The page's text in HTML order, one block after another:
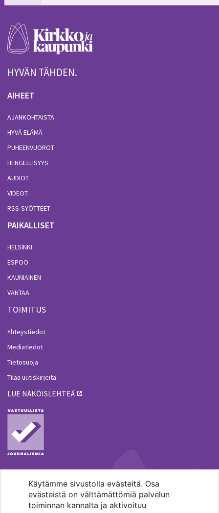
Käytämme sivustolla evästeitä. Osa
evästeistä on välttämättömiä palvelun
toiminnan kannalta ja aktivoituu
HYVÄN TÄHDEN.
AIHEET
AJANKOHTAISTA
HYVÄ ELÄMÄ
PUHEENVUOROT
HENGELLISYYS
AUDIOT
VIDEOT
RSS-SYÖTTEET
PAIKALLISET
HELSINKI
ESPOO
KAUNIAINEN
VANTAA
TOIMITUS
Yhteystiedot
Mediatiedot
Tietosuoja
Tilaa uutiskirjeitä
LUE NÄKÖISLEHTEÄ
MENOHAKU